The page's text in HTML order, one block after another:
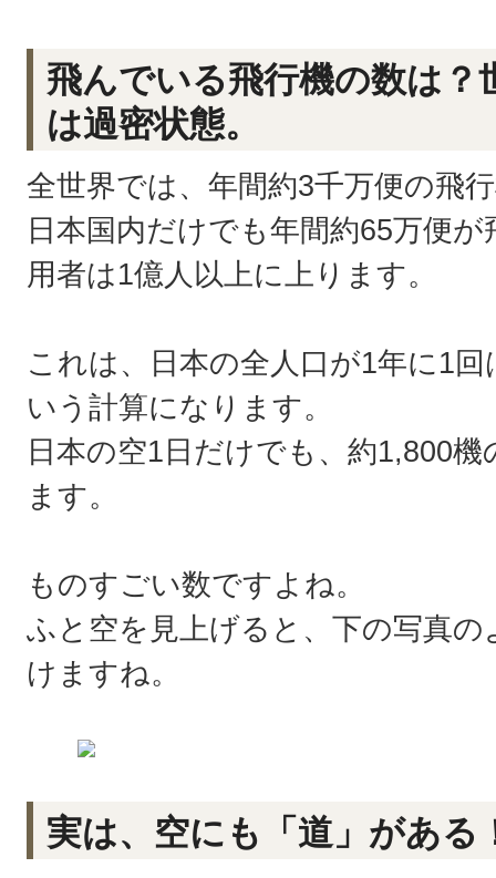
飛んでいる飛行機の数は？
は過密状態。
全世界では、年間約3千万便の飛
日本国内だけでも年間約65万便
用者は1億人以上に上ります。
これは、日本の全人口が1年に1
いう計算になります。
日本の空1日だけでも、約1,800
ます。
ものすごい数ですよね。
ふと空を見上げると、下の写真
けますね。
実は、空にも「道」がある